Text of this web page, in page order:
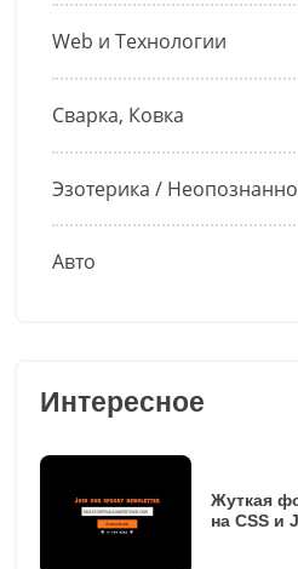
Web и Технологии
Сварка, Ковка
Эзотерика /
Авто
Интересное
Жуткая
на CSS и